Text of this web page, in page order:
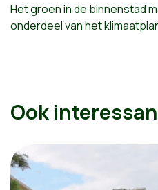
Het groen in de binnenstad
onderdeel van het
Ook